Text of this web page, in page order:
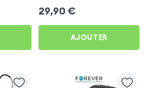
29,90 €
AJOUTER